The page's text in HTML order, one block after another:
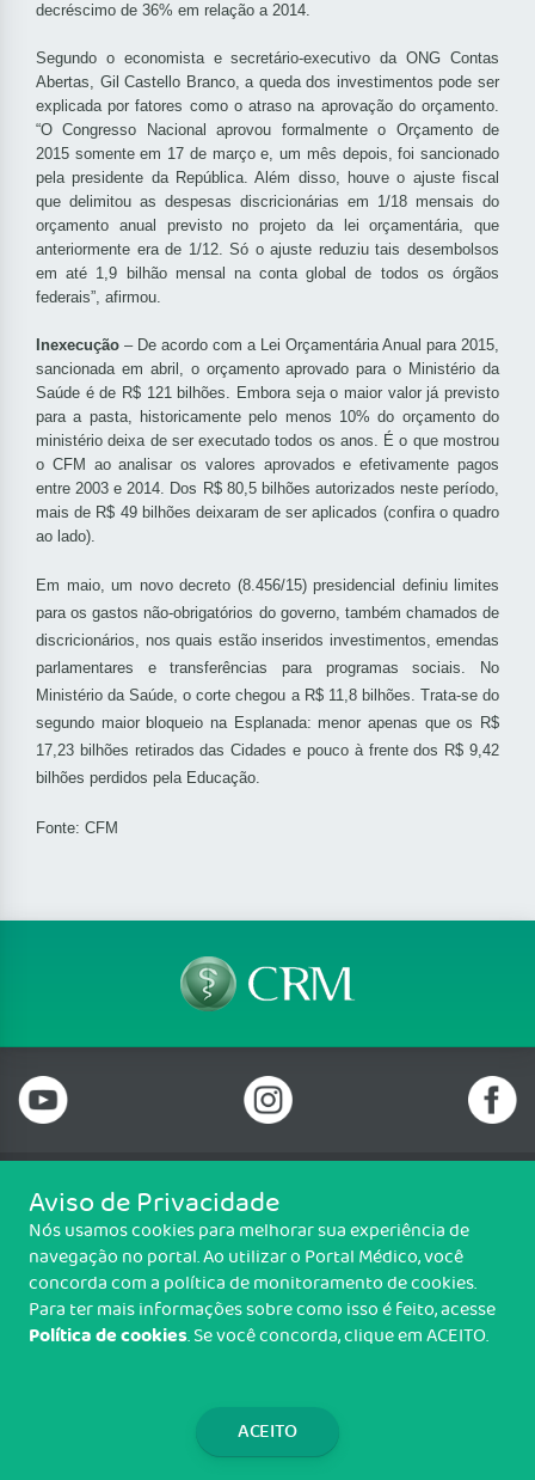
decréscimo de 36% em relação a 2014.
Segundo o economista e secretário-executivo da ONG Contas
Abertas, Gil Castello Branco, a queda dos investimentos pode ser
explicada por fatores como o atraso na aprovação do orçamento.
“O Congresso Nacional aprovou formalmente o Orçamento de
2015 somente em 17 de março e, um mês depois, foi sancionado
pela presidente da República. Além disso, houve o ajuste fiscal
que delimitou as despesas discricionárias em 1/18 mensais do
orçamento anual previsto no projeto da lei orçamentária, que
anteriormente era de 1/12. Só o ajuste reduziu tais desembolsos
em até 1,9 bilhão mensal na conta global de todos os órgãos
federais”, afirmou.
Inexecução – De acordo com a Lei Orçamentária Anual para 2015,
sancionada em abril, o orçamento aprovado para o Ministério da
Saúde é de R$ 121 bilhões. Embora seja o maior valor já previsto
para a pasta, historicamente pelo menos 10% do orçamento do
ministério deixa de ser executado todos os anos. É o que mostrou
o CFM ao analisar os valores aprovados e efetivamente pagos
entre 2003 e 2014. Dos R$ 80,5 bilhões autorizados neste período,
mais de R$ 49 bilhões deixaram de ser aplicados (confira o quadro
ao lado).
Em maio, um novo decreto (8.456/15) presidencial definiu limites
para os gastos não-obrigatórios do governo, também chamados de
discricionários, nos quais estão inseridos investimentos, emendas
parlamentares e transferências para programas sociais. No
Ministério da Saúde, o corte chegou a R$ 11,8 bilhões. Trata-se do
segundo maior bloqueio na Esplanada: menor apenas que os R$
17,23 bilhões retirados das Cidades e pouco à frente dos R$ 9,42
bilhões perdidos pela Educação.
Fonte: CFM
Telefone: 69 99912-5448
Email: protocolo@cremero.org.br
Avenida dos Imigrantes, 3414, Liberdade, Porto Velho/RO - CEP: 76803-
850
Copyright CREMERO. Todos os direitos reservados.
Aviso de Privacidade
Nós usamos cookies para melhorar sua experiência de
navegação no portal. Ao utilizar o Portal Médico, você
concorda com a política de monitoramento de cookies.
Para ter mais informações sobre como isso é feito, acesse
Política de cookies. Se você concorda, clique em ACEITO.
ACEITO